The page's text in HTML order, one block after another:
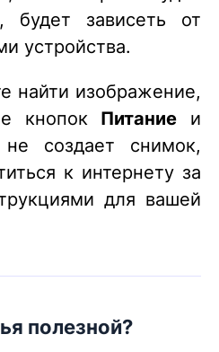
будет зависеть от
устройства.
найти изображение,
кнопок Питание и
не создает снимок,
к интернету за
для вашей
полезной?